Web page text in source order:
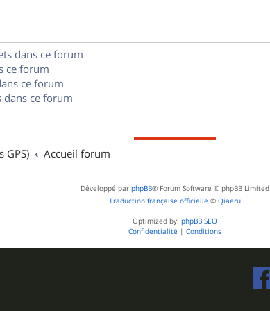
dans ce forum
ce forum
ce forum
dans ce forum
GPS) Accueil forum
Développé par phpBB® Forum Software © phpBB Limited
Traduction française officielle © Qiaeru
Optimized by: phpBB SEO
Confidentialité | Conditions